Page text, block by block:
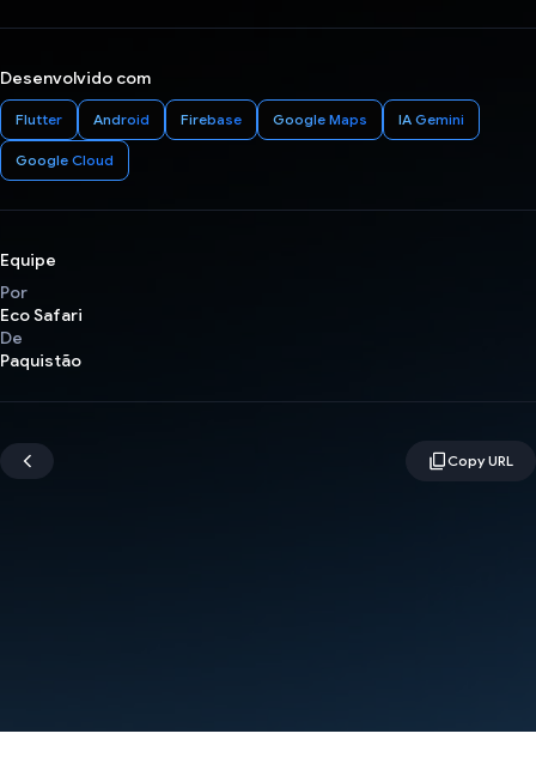
Desenvolvido com
Flutter Android Firebase Google Maps IA Gemini
Google Cloud
Equipe
Por
Eco Safari
De
Paquistão